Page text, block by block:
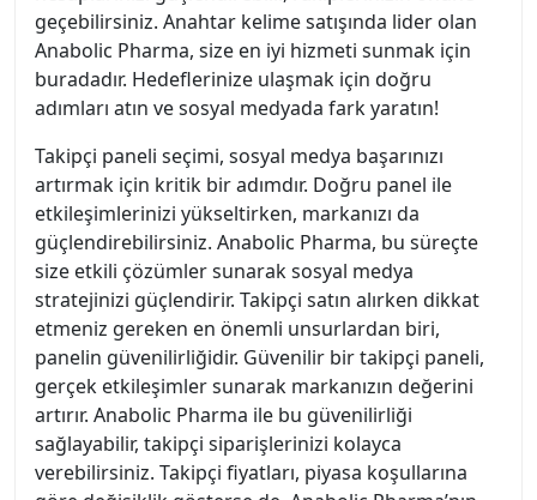
geçebilirsiniz. Anahtar kelime satışında lider olan
Anabolic Pharma, size en iyi hizmeti sunmak için
buradadır. Hedeflerinize ulaşmak için doğru
adımları atın ve sosyal medyada fark yaratın!
Takipçi paneli seçimi, sosyal medya başarınızı
artırmak için kritik bir adımdır. Doğru panel ile
etkileşimlerinizi yükseltirken, markanızı da
güçlendirebilirsiniz. Anabolic Pharma, bu süreçte
size etkili çözümler sunarak sosyal medya
stratejinizi güçlendirir. Takipçi satın alırken dikkat
etmeniz gereken en önemli unsurlardan biri,
panelin güvenilirliğidir. Güvenilir bir takipçi paneli,
gerçek etkileşimler sunarak markanızın değerini
artırır. Anabolic Pharma ile bu güvenilirliği
sağlayabilir, takipçi siparişlerinizi kolayca
verebilirsiniz. Takipçi fiyatları, piyasa koşullarına